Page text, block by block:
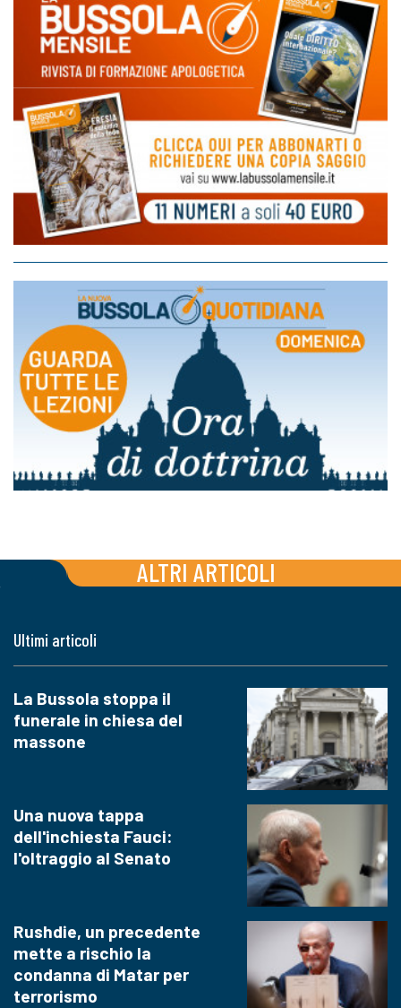
ALTRI ARTICOLI
Ultimi articoli
La Bussola stoppa il
funerale in chiesa del
massone
Una nuova tappa
dell'inchiesta Fauci:
l'oltraggio al Senato
Rushdie, un precedente
mette a rischio la
condanna di Matar per
terrorismo